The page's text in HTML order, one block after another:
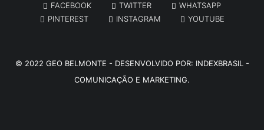
FACEBOOK TWITTER
WHATSAPP
PINTEREST
INSTAGRAM YOUTUBE
© 2022 GEO BELMONTE - DESENVOLVIDO POR: INDEXBRASIL -
COMUNICAÇÃO E MARKETING.